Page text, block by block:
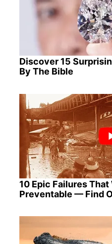
Discover 15
By The Bible
10 Epic Failures
Preventable — Find